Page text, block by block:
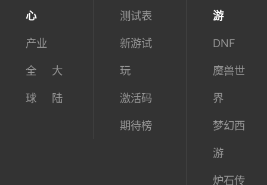
心
产业
全
球
大
陆
测试表
新游试
玩
激活码
期待榜
游
DNF
魔兽世
界
梦幻西
游
炉石传